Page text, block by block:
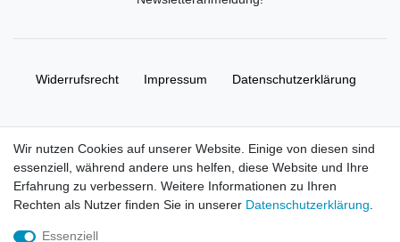
Widerrufs­recht Impressum Daten­schutz­erklärung
© Copyright 2026 | Alle Rechte vorbehalten. HL-
Handelsgesellschaft mbH.
Wir nutzen Cookies auf unserer Website. Einige von diesen sind
essenziell, während andere uns helfen, diese Website und Ihre
Erfahrung zu verbessern. Weitere Informationen zu Ihren
Rechten als Nutzer finden Sie in unserer Daten­schutz­erklärung
Essenziell